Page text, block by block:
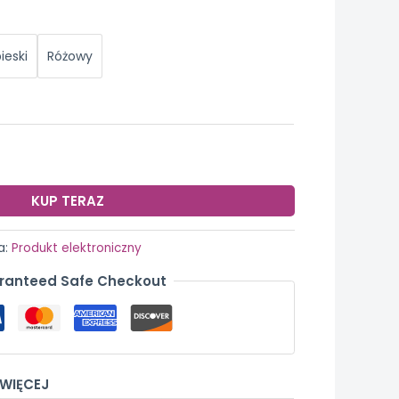
Różowy
KUP TERAZ
Produkt elektroniczny
Safe Checkout